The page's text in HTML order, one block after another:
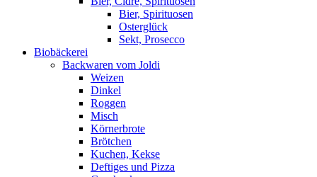
Bier, Spirituosen
Osterglück
Sekt, Prosecco
Biobäckerei
Backwaren vom Joldi
Weizen
Dinkel
Roggen
Misch
Körnerbrote
Brötchen
Kuchen, Kekse
Deftiges und Pizza